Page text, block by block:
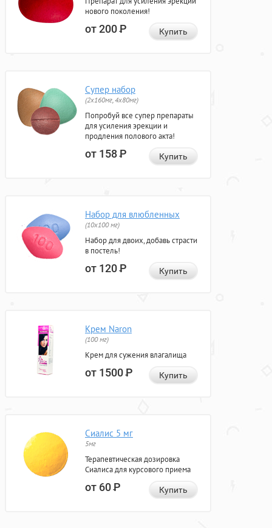
нового поколения!
от 200Р Купить
Супер набор
(2х160мг, 4х80мг)
Попробуй все супер препараты
для усиления эрекции и
продления полового акта!
от 158Р Купить
Набор для влюбленных
(10х100 мг)
Набор для двоих, добавь страсти
в постель!
от 120Р Купить
Крем Naron
(100 мг)
Крем для сужения влагалища
от 1500Р Купить
Сиалис 5 мг
5мг
Терапевтическая дозировка
Сиалиса для курсового приема
от 60Р Купить